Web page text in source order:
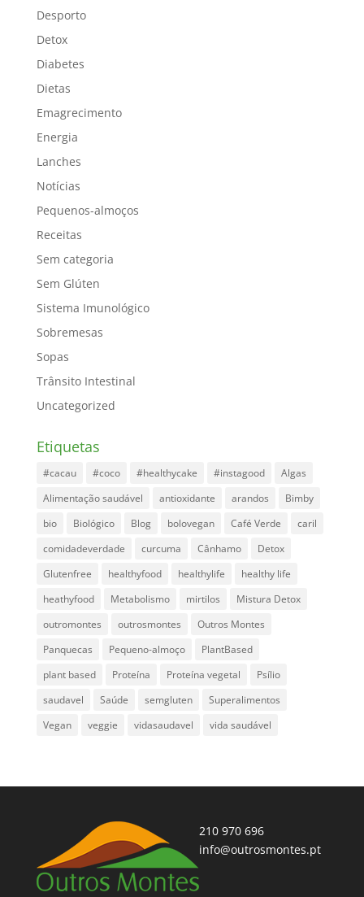
Desporto
Detox
Diabetes
Dietas
Emagrecimento
Energia
Lanches
Notícias
Pequenos-almoços
Receitas
Sem categoria
Sem Glúten
Sistema Imunológico
Sobremesas
Sopas
Trânsito Intestinal
Uncategorized
Etiquetas
#cacau #coco #healthycake #instagood
Algas
Alimentação saudável
antioxidante arandos
Bimby
bio
Biológico Blog bolovegan Café Verde
caril
comidadeverdade
curcuma Cânhamo
Detox
Glutenfree
healthyfood healthylife
healthy life
heathyfood
Metabolismo mirtilos
Mistura Detox
outromontes
outrosmontes
Outros Montes
Panquecas
Pequeno-almoço
PlantBased
plant based
Proteína Proteína vegetal
Psílio
saudavel
Saúde semgluten
Superalimentos
Vegan
veggie vidasaudavel vida saudável
210 970 696
info@outrosmontes.pt